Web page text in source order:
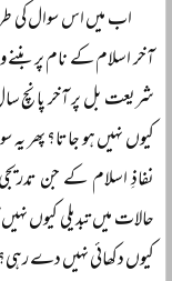
اب میں اس سوال کی
آخر اسلام کے نام پر
شریعت بل پر آخر پانچ
کیوں نہیں ہو جاتا؟ پھر
نفاذِ اسلام کے جن
حالات میں تبدیلی کیوں
کیوں دکھائی نہیں دے رہی؟